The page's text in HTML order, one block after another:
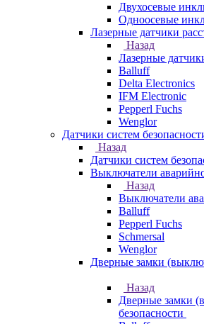
Двухосевые
Одноосевые
Лазерные датчики
Назад
Лазерные
Balluff
Delta Electronics
IFM Electronic
Pepperl Fuchs
Wenglor
Датчики систем
Назад
Датчики систем
Выключатели
Назад
Выключатели
Balluff
Pepperl Fuchs
Schmersal
Wenglor
Дверные замки
Назад
Дверные замки
безопасности